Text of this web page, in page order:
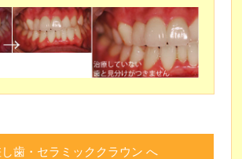
し歯・セラミッククラウン へ